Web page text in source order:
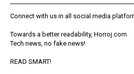
Connect with us in all social media
Towards a better readability, Horroj.com
Tech news, no fake news!
READ SMART!